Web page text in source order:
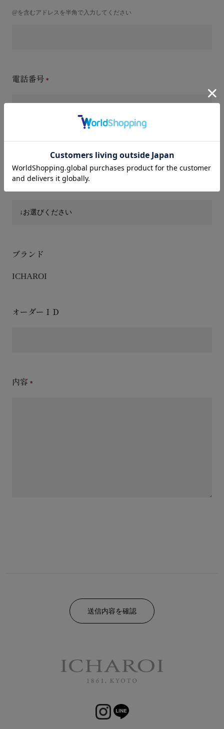
@を含むアドレスを半角で入力してください
電話番号
件名(タイトル)
ブランド
ICHAROI
オーダーＩＤ
内容